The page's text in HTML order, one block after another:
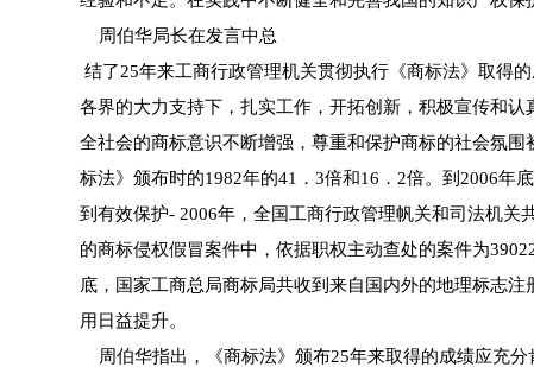
周伯华局长在发言中总
结了25年来工商行政管理机关贯彻执行《商标法》取得
各界的大力支持下，扎实工作，开拓创新，积极宣传和
全社会的商标意识不断增强，尊重和保护商标的社会氛
标法》颁布时的1982年的41．3倍和16．2倍。到2006年
到有效保护- 2006年，全国工商行政管理帆关和司法机
的商标侵权假冒案件中，依据职权主动查处的案件为
底，国家工商总局商标局共收到来自国内外的地理标志
用日益提升。
周伯华指出，《商标法》颁布25年来取得的成绩应充